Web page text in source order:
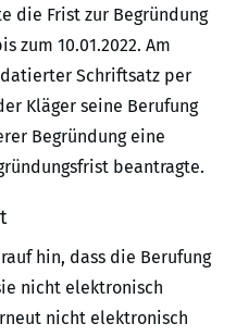
die Frist zur Begründung
zum 10.01.2022. Am
datierter Schriftsatz per
Kläger seine Berufung
Begründung eine
beantragte.
hin, dass die Berufung
nicht elektronisch
nicht elektronisch